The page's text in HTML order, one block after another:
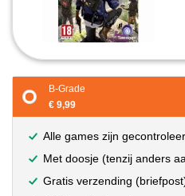
B-Grade
€ 9,99
Alle games zijn
Met doosje (tenzij anders
Gratis verzending